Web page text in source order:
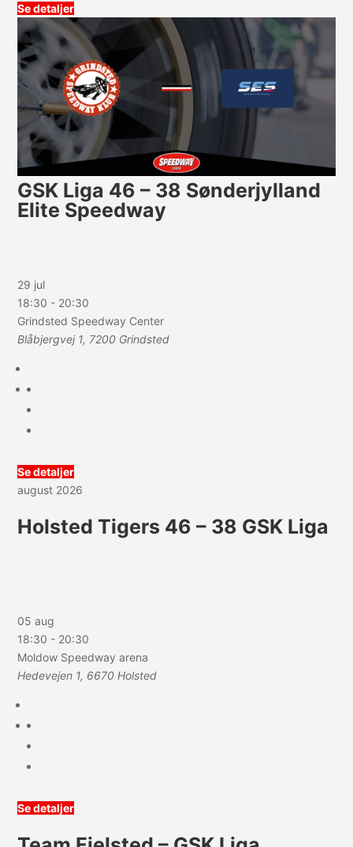
Se detaljer
GSK Liga 46 – 38 Sønderjylland
Elite Speedway
29 jul
18:30 - 20:30
Grindsted Speedway Center
Blåbjergvej 1, 7200 Grindsted
Se detaljer
august 2026
Holsted Tigers 46 – 38 GSK Liga
05 aug
18:30 - 20:30
Moldow Speedway arena
Hedevejen 1, 6670 Holsted
Se detaljer